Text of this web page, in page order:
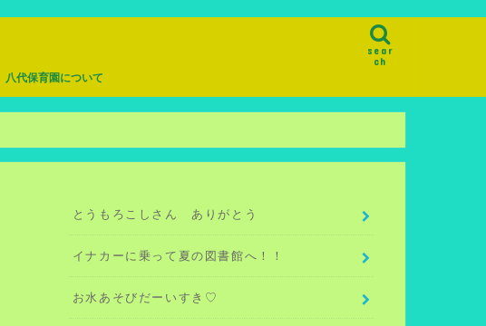
sear
ch
八代保育園について
入園について
アクセス
とうもろこしさん ありがとう
イナカーに乗って夏の図書館へ！！
お水あそびだーいすき♡